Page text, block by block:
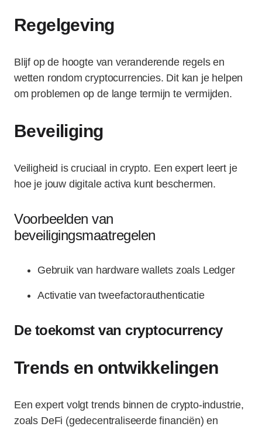
Regelgeving
Blijf op de hoogte van veranderende regels en
wetten rondom cryptocurrencies. Dit kan je helpen
om problemen op de lange termijn te vermijden.
Beveiliging
Veiligheid is cruciaal in crypto. Een expert leert je
hoe je jouw digitale activa kunt beschermen.
Voorbeelden van
beveiligingsmaatregelen
Gebruik van hardware wallets zoals Ledger
Activatie van tweefactorauthenticatie
De toekomst van cryptocurrency
Trends en ontwikkelingen
Een expert volgt trends binnen de crypto-industrie,
zoals DeFi (gedecentraliseerde financiën) en